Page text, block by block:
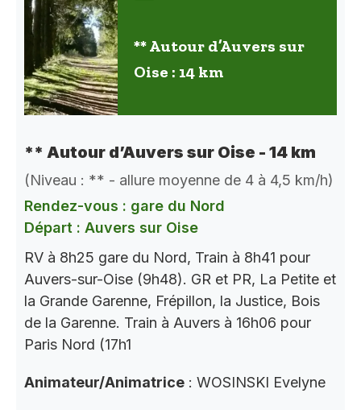
** Autour d’Auvers sur
Oise : 14 km
** Autour d’Auvers sur Oise - 14 km
(Niveau : ** - allure moyenne de 4 à 4,5 km/h)
Rendez-vous : gare du Nord
Départ : Auvers sur Oise
RV à 8h25 gare du Nord, Train à 8h41 pour
Auvers-sur-Oise (9h48). GR et PR, La Petite et
la Grande Garenne, Frépillon, la Justice, Bois
de la Garenne. Train à Auvers à 16h06 pour
Paris Nord (17h1
Animateur/Animatrice : WOSINSKI Evelyne